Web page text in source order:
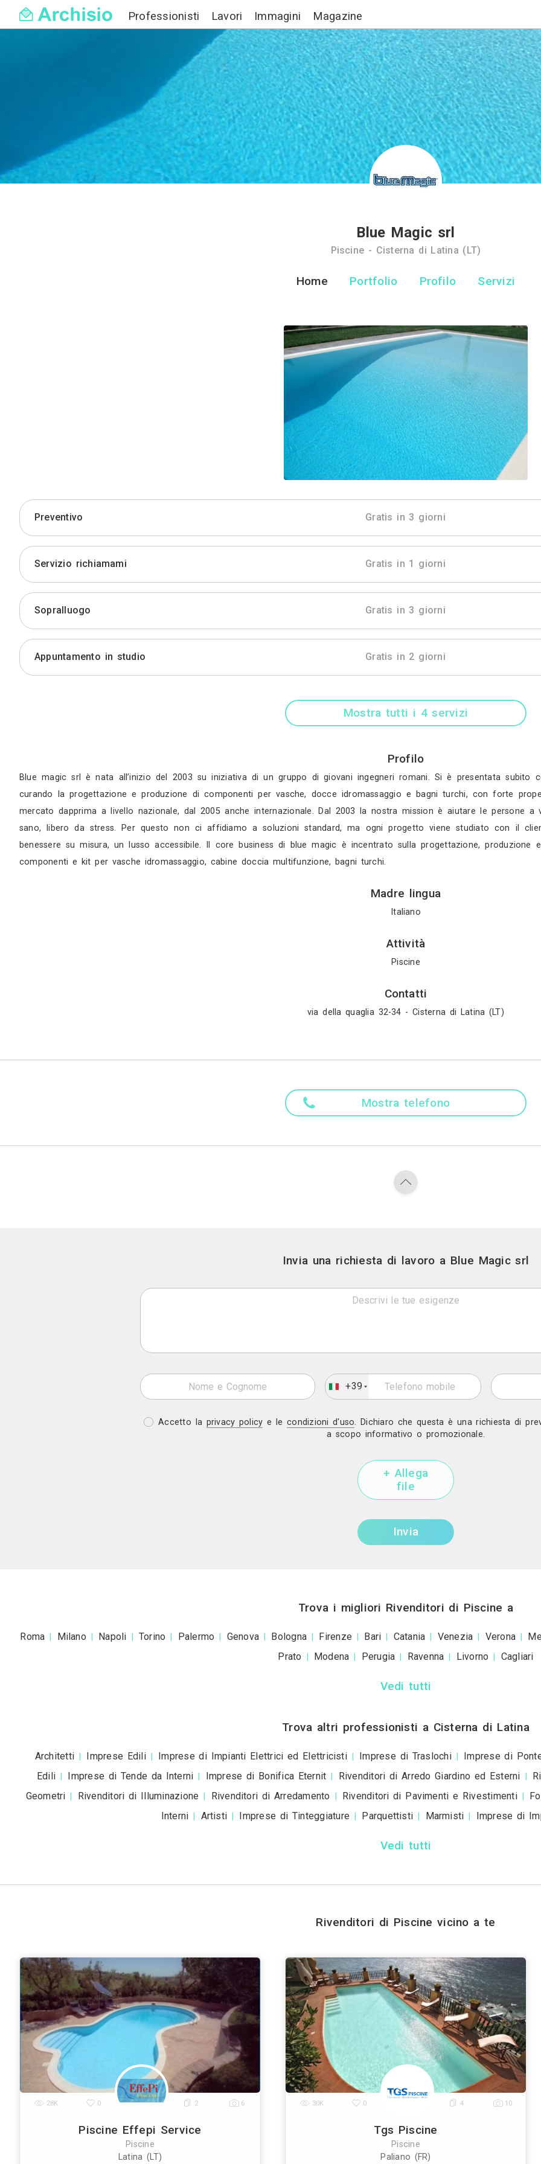
Professionisti Lavori Immagini
Blue Magic
Home Portfolio
Gratis in 1
Appuntamento in studio Gratis in 2
Mostra tutti i 4
curando la progettazione e produzione di componenti per vasche, docce idromassaggio e
mercato dapprima a livello nazionale, dal 2005 anche internazionale. Dal 2003 la nostra
benessere su misura, un lusso accessibile. Il core business di blue magic è incentrato sulla
Madre
via della quaglia 32-34 -
Mostra
+39
Accetto la privacy policy e lecondizioni d'uso. Dichiaro che
a scopo informativo o
Trova i migliori
Roma | Milano Napoli | Torino | Palermo Genova Firenze | Bari | Catania
Prato
| Modena | Perugia |
Vedi tutti
Trova altri professionisti